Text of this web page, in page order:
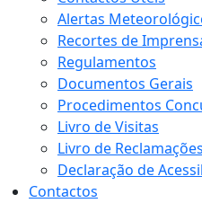
Alertas
Recortes de
Regulamentos
Documentos Gerais
Procedimentos
Livro de Visitas
Livro de Reclamações
Declaração de
Contactos